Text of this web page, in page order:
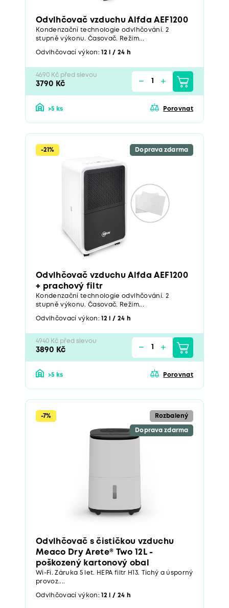
Odvlhčovač vzduchu Alfda AEF1200
Kondenzační technologie odvlhčování. 2
stupně výkonu. Časovač. Režim...
Odvlhčovací výkon:12 l / 24 h
4690 Kč před slevou
3790 Kč
>5 ks Porovnat
-21% Doprava zdarma
Odvlhčovač vzduchu Alfda AEF1200
+ prachový filtr
Kondenzační technologie odvlhčování. 2
stupně výkonu. Časovač. Režim...
Odvlhčovací výkon:12 l / 24 h
4940 Kč před slevou
3890 Kč
>5 ks Porovnat
Rozbalený
-7%
Doprava zdarma
Odvlhčovač s čističkou vzduchu
Meaco Dry Arete® Two 12L -
poškozený kartonový obal
Wi-Fi. Záruka 5 let. HEPA filtr H13. Tichý a úsporný
provoz....
Odvlhčovací výkon:12 l / 24 h